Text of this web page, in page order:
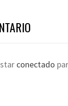
conectado